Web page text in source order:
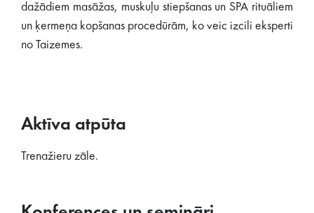
dažādiem masāžas, muskuļu stiepšanas un SPA rituāliem
un ķermeņa kopšanas procedūrām, ko veic izcili eksperti
no Taizemes.
Aktīva atpūta
Trenažieru zāle.